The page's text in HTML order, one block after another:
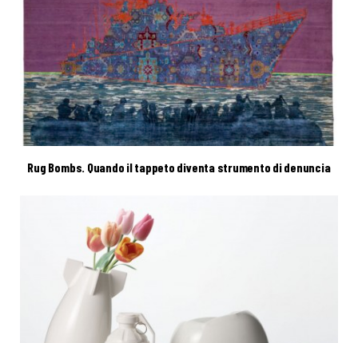
Rug Bombs. Quando il tappeto diventa strumento di denuncia